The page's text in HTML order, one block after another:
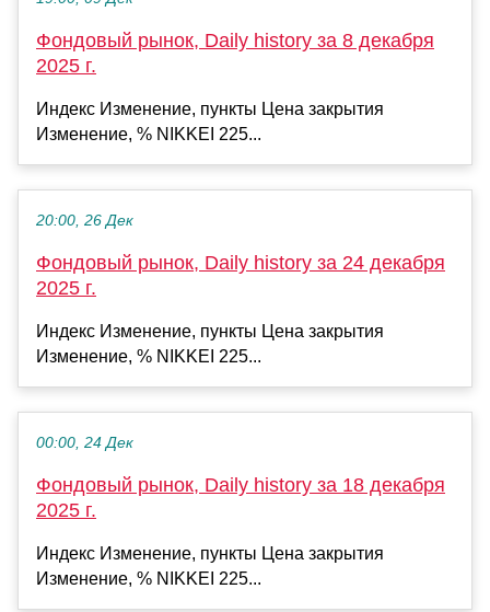
Фондовый рынок, Daily history за 8 декабря
2025 г.
Индекс Изменение, пункты Цена закрытия
Изменение, % NIKKEI 225...
20:00, 26 Дек
Фондовый рынок, Daily history за 24 декабря
2025 г.
Индекс Изменение, пункты Цена закрытия
Изменение, % NIKKEI 225...
00:00, 24 Дек
Фондовый рынок, Daily history за 18 декабря
2025 г.
Индекс Изменение, пункты Цена закрытия
Изменение, % NIKKEI 225...